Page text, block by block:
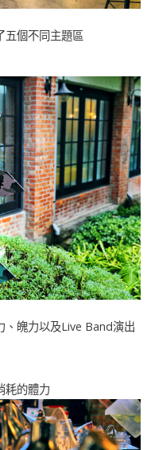
五個不同主題區
、魄力以及Live Band演出
耗的體力